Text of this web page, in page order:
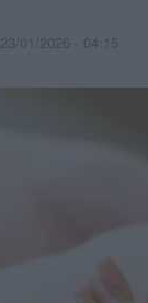
23/01/2026 - 04:15